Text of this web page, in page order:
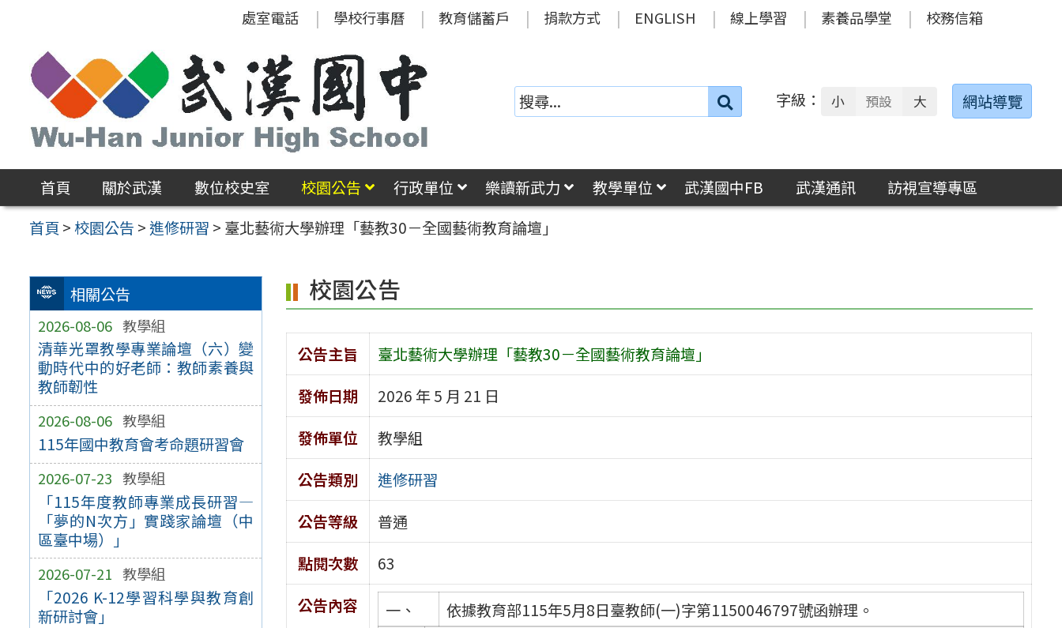
區
處室電話 學校行事曆 教育儲蓄戶 捐款方式 ENGLISH 線上學習 素養品學堂 校務信箱
搜
字級： 小 預設 大 網站導覽
首頁 關於武漢 數位校史室 校園公告 行政單位 樂讀新武力 教學單位 武漢國中FB 武漢通訊
訪視宣導專區
首頁 >校園公告 >進修研習 > 臺北藝術大學辦理「藝教30－全國藝術教育論壇」
相關公告
2026-08-06 教學組
清華光罩教學專業論壇（六）變
動時代中的好老師：教師素養與
教師韌性
2026-08-06 教學組
115年國中教育會考命題研習會
2026-07-23 教學組
「115年度教師專業成長研習—
「夢的N次方」實踐家論壇（中
區臺中場）」
2026-07-21 教學組
「2026 K-12學習科學與教育創
新研討會」
校園公告
公告主旨
臺北藝術大學辦理「藝教30－全國藝術教育論壇」
發佈日期
2026 年 5 月 21 日
發佈單位
教學組
公告類別
進修研習
公告等級
普通
點閱次數
63
公告內容
一、 依據教育部115年5月8日臺教師(一)字第1150046797號函辦理。